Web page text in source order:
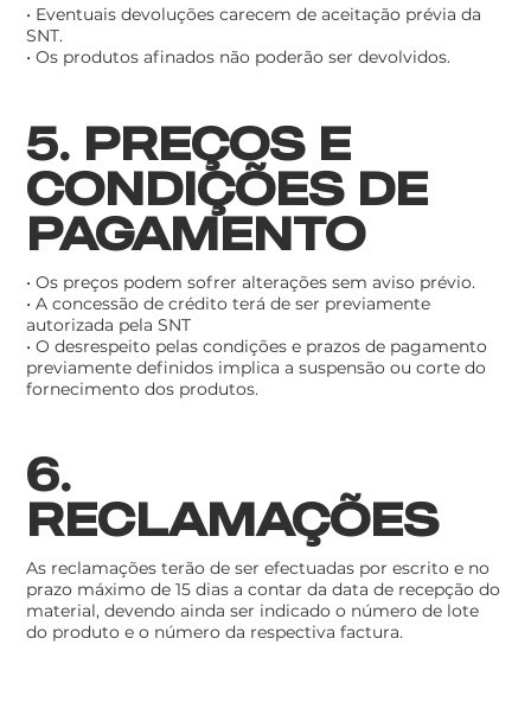
• Eventuais devoluções carecem de aceitação prévia da
SNT.
• Os produtos afinados não poderão ser devolvidos.
5. PREÇOS E
CONDIÇÕES DE
PAGAMENTO
• Os preços podem sofrer alterações sem aviso prévio.
• A concessão de crédito terá de ser previamente
autorizada pela SNT
• O desrespeito pelas condições e prazos de pagamento
previamente definidos implica a suspensão ou corte do
fornecimento dos produtos.
6.
RECLAMAÇÕES
As reclamações terão de ser efectuadas por escrito e no
prazo máximo de 15 dias a contar da data de recepção do
material, devendo ainda ser indicado o número de lote
do produto e o número da respectiva factura.